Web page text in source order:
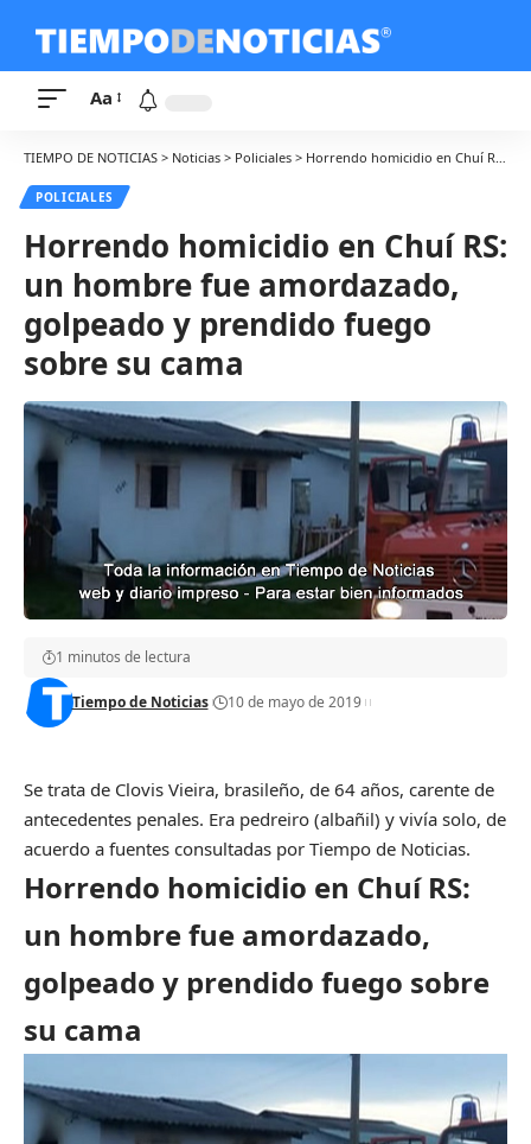
Aa
TIEMPO DE NOTICIAS > Noticias > Policiales > Horrendo homicidio en Chuí RS: un hombre fue amordazado, golpeado y prendido fuego sobre su cama
POLICIALES
Horrendo homicidio en Chuí RS:
un hombre fue amordazado,
golpeado y prendido fuego
sobre su cama
Tiempo de Noticias 10 de mayo de 2019
1 minutos de lectura
Se trata de Clovis Vieira, brasileño, de 64 años, carente de
antecedentes penales. Era pedreiro (albañil) y vivía solo, de
acuerdo a fuentes consultadas por Tiempo de Noticias.
Horrendo homicidio en Chuí RS:
un hombre fue amordazado,
golpeado y prendido fuego sobre
su cama